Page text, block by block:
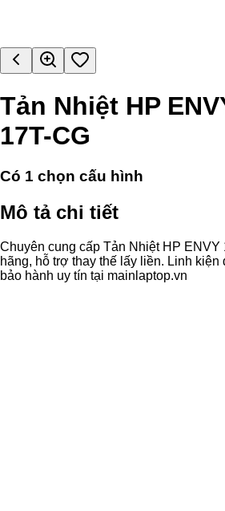
Tản Nhiệt HP
17T-CG
Có 1 chọn cấu hình
Mô tả chi tiết
Chuyên cung cấp Tản Nhiệt HP ENVY
hãng, hỗ trợ thay thế lấy liền. Linh kiện
bảo hành uy tín tại mainlaptop.vn